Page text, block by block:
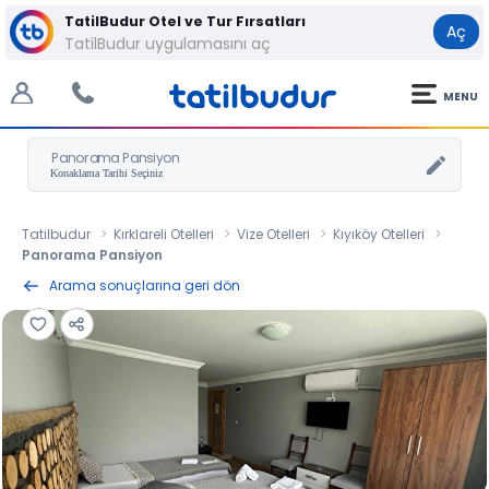
TatilBudur Otel ve Tur Fırsatları
TatilBudur uygulamasını aç
Aç
MENU
Panorama Pansiyon
Tatilbudur Kırklareli Otelleri Vize Otelleri
Kıyıköy Otelleri
Panorama Pansiyon
Arama sonuçlarına geri dön